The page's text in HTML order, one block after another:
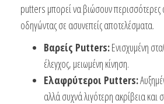
putters μπορεί να βιώσουν περισσότερες
οδηγώντας σε ασυνεπείς αποτελέσματα.
Βαρείς Putters:Ενισχυμένη
έλεγχος, μειωμένη κίνηση.
Ελαφρύτεροι Putters:
αλλά συχνά λιγότερη ακρίβεια και